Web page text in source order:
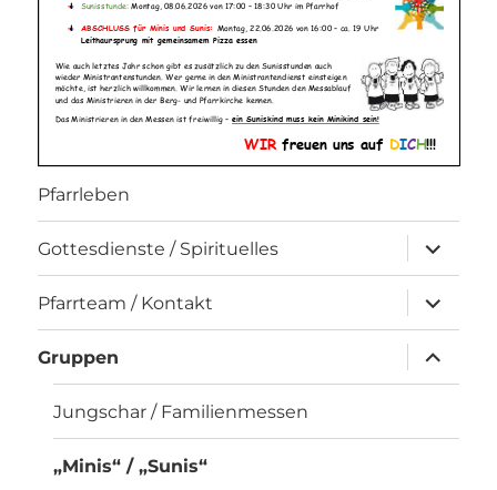
Pfarrleben
Gottesdienste / Spirituelles
öffnen
Pfarrteam / Kontakt
öffnen
Gruppen
öffnen
Jungschar / Familienmessen
„Minis“ / „Sunis“